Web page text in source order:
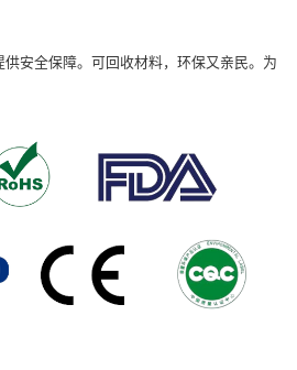
安全保障。可回收材料，环保又亲民。为